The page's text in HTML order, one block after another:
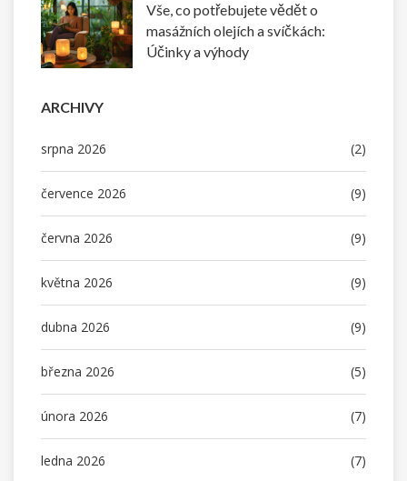
Vše, co potřebujete vědět o
masážních olejích a svíčkách:
Účinky a výhody
ARCHIVY
srpna 2026 (2)
července 2026 (9)
června 2026 (9)
května 2026 (9)
dubna 2026 (9)
března 2026 (5)
února 2026 (7)
ledna 2026 (7)